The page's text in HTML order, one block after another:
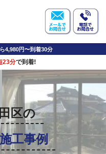
4,980円〜到着30分
23分で到着!
区の
工事例